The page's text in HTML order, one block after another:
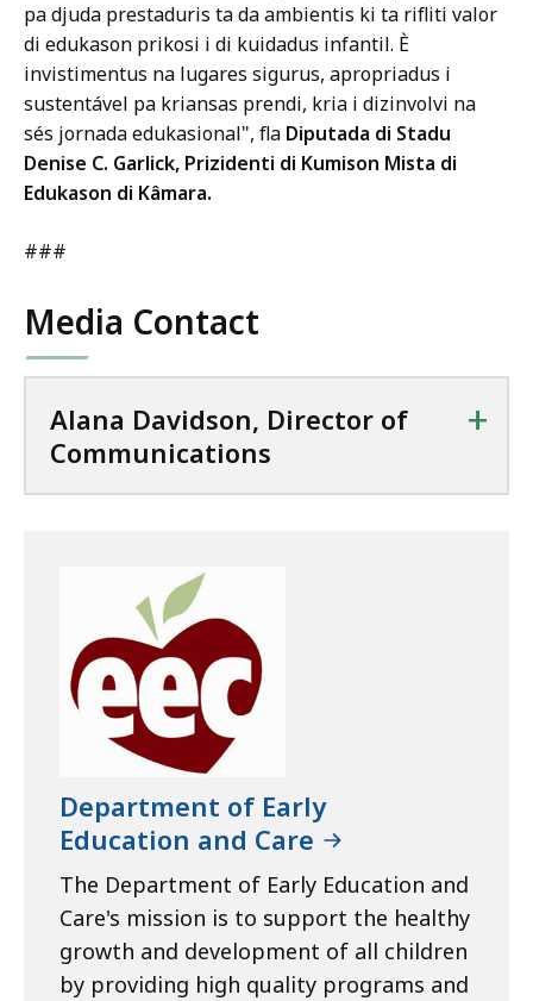
pa djuda prestaduris ta da ambientis ki ta rifliti valor
di edukason prikosi i di kuidadus infantil. È
invistimentus na lugares sigurus, apropriadus i
sustentável pa kriansas prendi, kria i dizinvolvi na
sés jornada edukasional", fla Diputada di Stadu
Denise C. Garlick, Prizidenti di Kumison Mista di
Edukason di Kâmara.
###
Media Contact
Alana Davidson, Director of
Communications
+
Department of Early
Education and Care
The Department of Early Education and
Care's mission is to support the healthy
growth and development of all children
by providing high quality programs and